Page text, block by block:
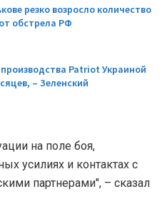
резко возросло количество
обстрела РФ
Patriot Украиной
– Зеленский
на поле боя,
усилиях и контактах с
партнерами", – сказал